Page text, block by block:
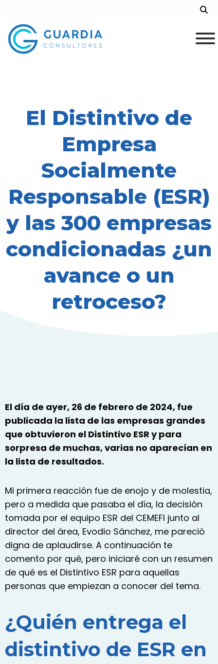
content
El Distintivo de
Empresa
Socialmente
Responsable (ESR)
y las 300 empresas
condicionadas ¿un
avance o un
retroceso?
El día de ayer, 26 de febrero de 2024, fue
publicada la lista de las empresas grandes
que obtuvieron el Distintivo ESR y para
sorpresa de muchas, varias no aparecían en
la lista de resultados.
Mi primera reacción fue de enojo y de molestia,
pero a medida que pasaba el día, la decisión
tomada por el equipo ESR del CEMEFI junto al
director del área, Evodio Sánchez, me pareció
digna de aplaudirse. A continuación te
comento por qué, pero iniciaré con un resumen
de qué es el Distintivo ESR para aquellas
personas que empiezan a conocer del tema.
¿Quién entrega el
distintivo de ESR en